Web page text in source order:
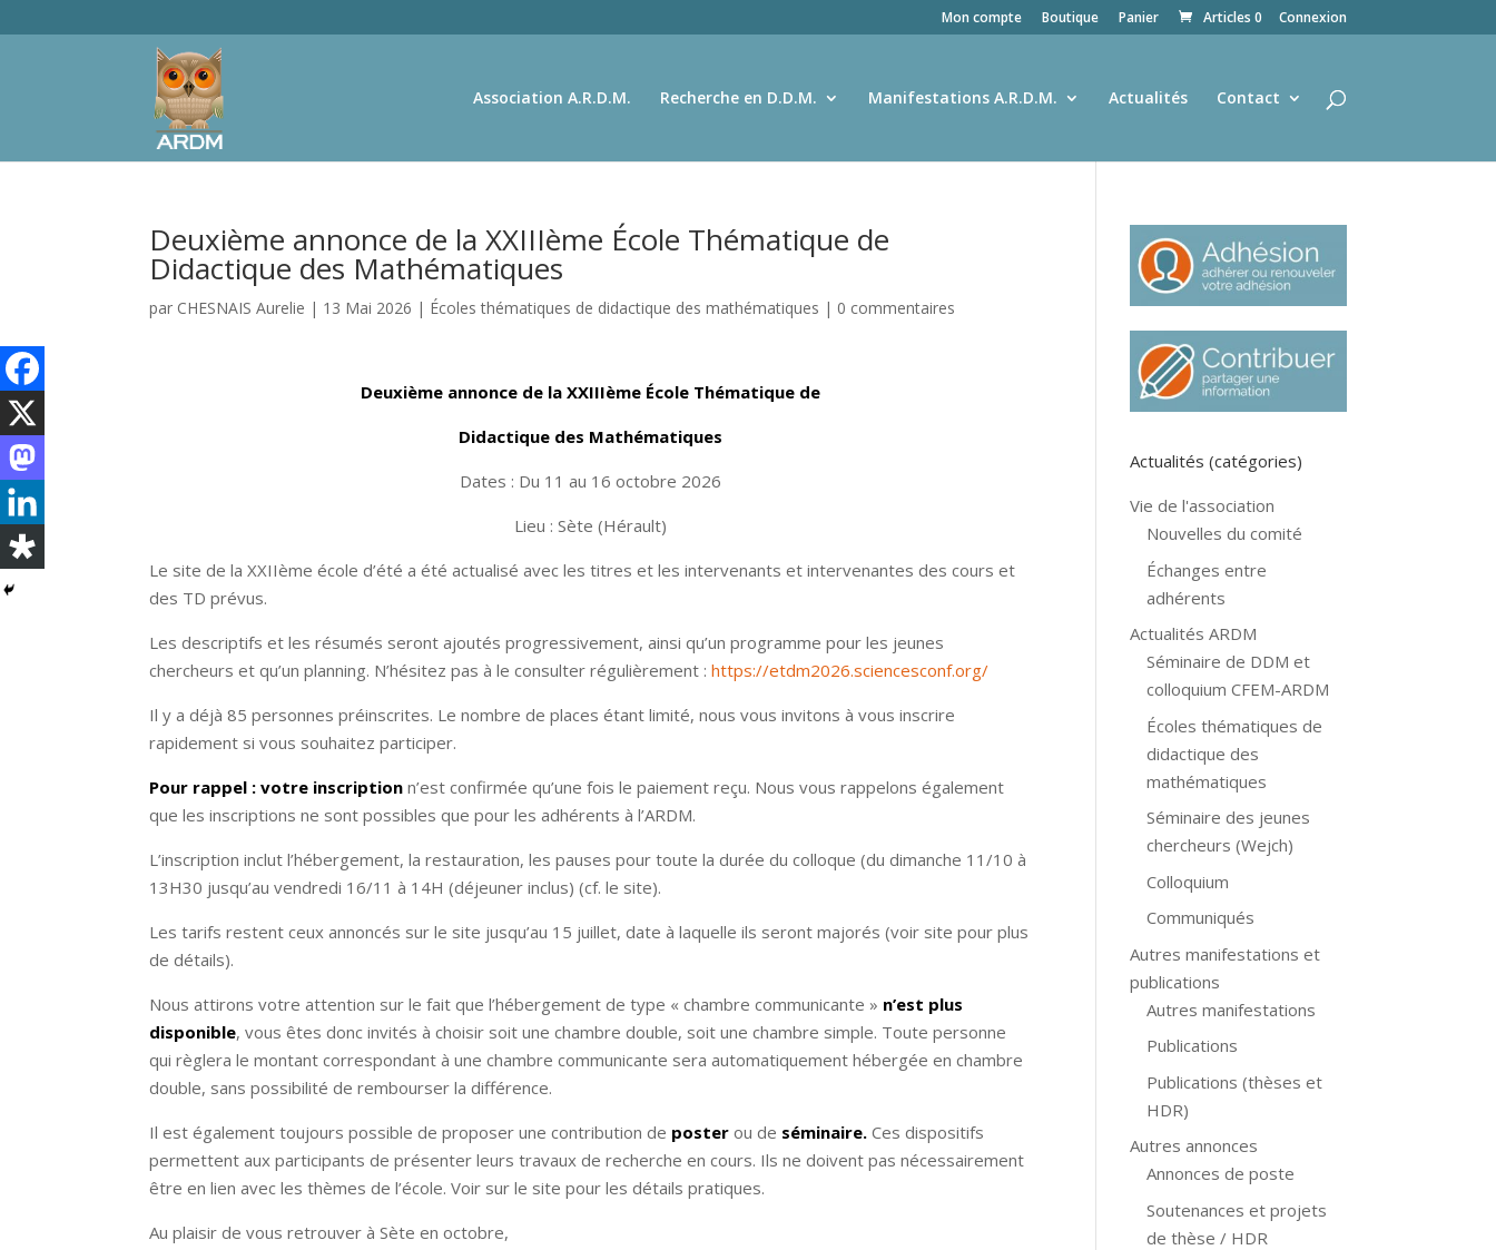
Connexion
Mon compte Boutique Panier Articles 0
Association A.R.D.M. Recherche en D.D.M. Manifestations A.R.D.M. Actualités Contact
Deuxième annonce de la XXIIIème École Thématique de
Didactique des Mathématiques
par CHESNAIS Aurelie | 13 Mai 2026 | Écoles thématiques de didactique des mathématiques | 0 commentaires
Deuxième annonce de la XXIIIème École Thématique de
Didactique des Mathématiques
Dates : Du 11 au 16 octobre 2026
Lieu : Sète (Hérault)
Le site de la XXIIème école d’été a été actualisé avec les titres et les intervenants et intervenantes des cours et
des TD prévus.
Les descriptifs et les résumés seront ajoutés progressivement, ainsi qu’un programme pour les jeunes
chercheurs et qu’un planning. N’hésitez pas à le consulter régulièrement :https://etdm2026.sciencesconf.org/
Il y a déjà 85 personnes préinscrites. Le nombre de places étant limité, nous vous invitons à vous inscrire
rapidement si vous souhaitez participer.
Pour rappel : votre inscription n’est confirmée qu’une fois le paiement reçu. Nous vous rappelons également
que les inscriptions ne sont possibles que pour les adhérents à l’ARDM.
L’inscription inclut l’hébergement, la restauration, les pauses pour toute la durée du colloque (du dimanche 11/10 à
13H30 jusqu’au vendredi 16/11 à 14H (déjeuner inclus) (cf. le site).
Les tarifs restent ceux annoncés sur le site jusqu’au 15 juillet, date à laquelle ils seront majorés (voir site pour plus
de détails).
Nous attirons votre attention sur le fait que l’hébergement de type « chambre communicante » n’est plus
disponible, vous êtes donc invités à choisir soit une chambre double, soit une chambre simple. Toute personne
qui règlera le montant correspondant à une chambre communicante sera automatiquement hébergée en chambre
double, sans possibilité de rembourser la différence.
Il est également toujours possible de proposer une contribution de poster ou de séminaire. Ces dispositifs
permettent aux participants de présenter leurs travaux de recherche en cours. Ils ne doivent pas nécessairement
être en lien avec les thèmes de l’école. Voir sur le site pour les détails pratiques.
Au plaisir de vous retrouver à Sète en octobre,
Actualités (catégories)
Vie de l'association
Nouvelles du comité
Échanges entre
adhérents
Actualités ARDM
Séminaire de DDM et
colloquium CFEM-ARDM
Écoles thématiques de
didactique des
mathématiques
Séminaire des jeunes
chercheurs (Wejch)
Colloquium
Communiqués
Autres manifestations et
publications
Autres manifestations
Publications
Publications (thèses et
HDR)
Autres annonces
Annonces de poste
Soutenances et projets
de thèse / HDR